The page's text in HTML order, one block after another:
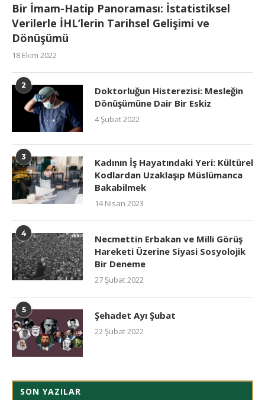
Bir İmam-Hatip Panoraması: İstatistiksel
Verilerle İHL’lerin Tarihsel Gelişimi ve
Dönüşümü
18 Ekim 2022
2
Doktorluğun Histerezisi: Mesleğin
Dönüşümüne Dair Bir Eskiz
4 Şubat 2022
3
Kadının İş Hayatındaki Yeri: Kültürel
Kodlardan Uzaklaşıp Müslümanca
Bakabilmek
14 Nisan 2023
4
Necmettin Erbakan ve Milli Görüş
Hareketi Üzerine Siyasi Sosyolojik
Bir Deneme
27 Şubat 2022
5 Şehadet Ayı Şubat
22 Şubat 2022
SON YAZILAR